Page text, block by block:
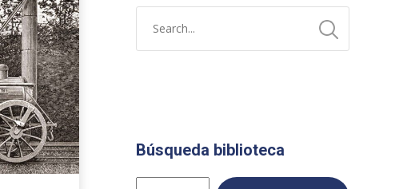
Búsqueda biblioteca